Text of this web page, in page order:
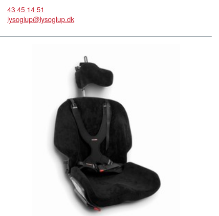
43 45 14 51
lysoglup@lysoglup.dk